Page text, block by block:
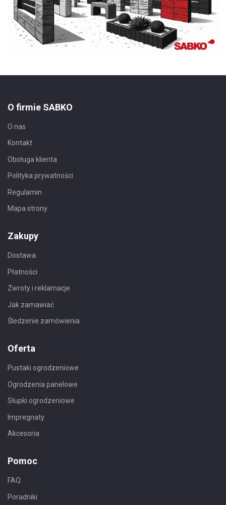
O firmie SABKO
O nas
Kontakt
Obsługa klienta
Polityka prywatności
Regulamin
Mapa strony
Zakupy
Dostawa
Płatności
Zwroty i reklamacje
Jak zamawiać
Śledzenie zamówienia
Oferta
Pustaki ogrodzeniowe
Ogrodzenia panelowe
Słupki ogrodzeniowe
Impregnaty
Akcesoria
Pomoc
FAQ
Poradniki